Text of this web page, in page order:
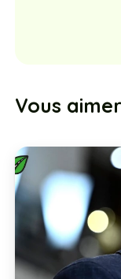
Vous